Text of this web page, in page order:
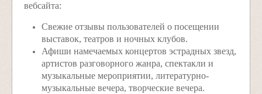
вебсайта:
Свежие отзывы пользователей о посещении
выставок, театров и ночных клубов.
Афиши намечаемых концертов эстрадных звезд,
артистов разговорного жанра, спектакли и
музыкальные мероприятии, литературно-
музыкальные вечера, творческие вечера.